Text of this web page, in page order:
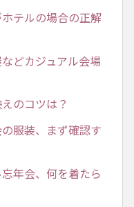
テルの場合の正解
どカジュアル会場
のコツは？
服装、まず確認す
年会、何を着たら